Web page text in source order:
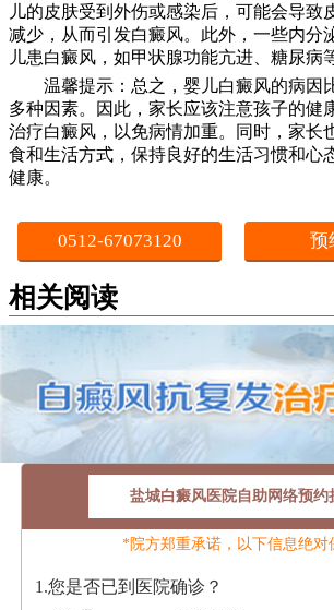
儿的皮肤受到外伤或感染后，可能会导致
减少，从而引发白癜风。此外，一些内分
儿患白癜风，如甲状腺功能亢进、糖尿病
温馨提示：总之，婴儿白癜风的病因
多种因素。因此，家长应该注意孩子的健
治疗白癜风，以免病情加重。同时，家长
食和生活方式，保持良好的生活习惯和心
健康。
0512-67073120 预
相关阅读
盐城白癜风医院自助网络预约
*院方郑重承诺，以下信息绝对
1.您是否已到医院确诊？